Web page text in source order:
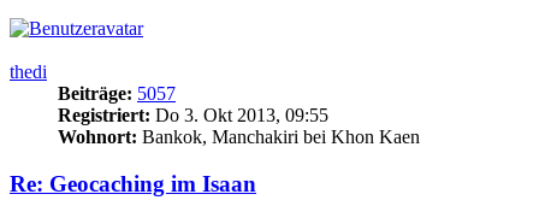
thedi
Beiträge: 5057
Registriert: Do 3. Okt 2013, 09:55
Wohnort: Bankok, Manchakiri bei Khon Kaen
Re: Geocaching im Isaan